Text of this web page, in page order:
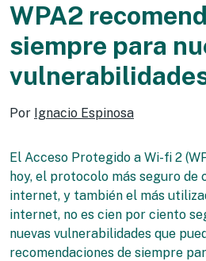
WPA2
siempre para
Por Ignacio Espinosa
El Acceso Protegido a Wi-fi 2
hoy, el protocolo más seguro de
internet, y también el más
internet, no es cien por ciento
nuevas vulnerabilidades que
recomendaciones de siempre